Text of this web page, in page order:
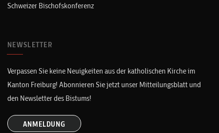
Schweizer Bischofskonferenz
NEWSLETTER
Verpassen Sie keine Neuigkeiten aus der katholischen Kirche im
Kanton Freiburg! Abonnieren Sie jetzt unser Mitteilungsblatt und
den Newsletter des Bistums!
ANMELDUNG